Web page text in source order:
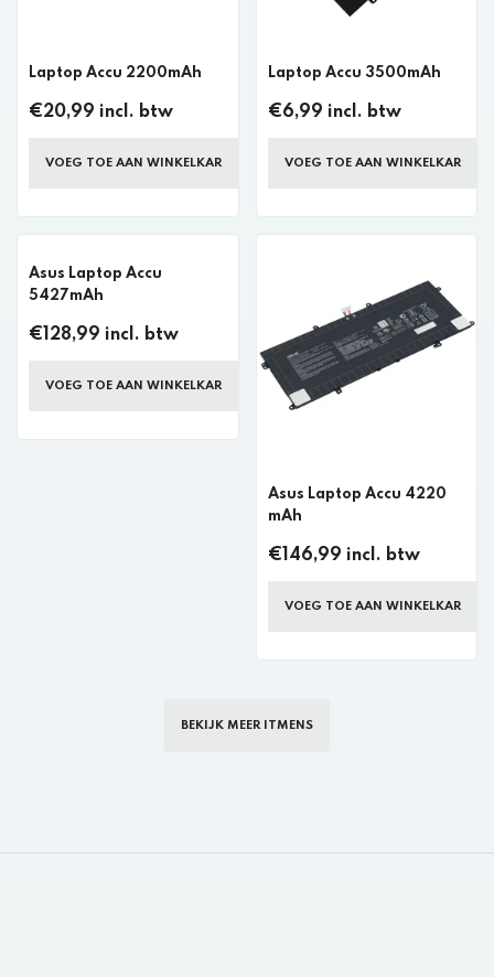
Laptop Accu 2200mAh
€20,99 incl. btw
VOEG TOE AAN WINKELKAR
Laptop Accu 3500mAh
€6,99 incl. btw
VOEG TOE AAN WINKELKAR
Asus Laptop Accu
5427mAh
€128,99 incl. btw
VOEG TOE AAN WINKELKAR
Asus Laptop Accu 4220
mAh
€146,99 incl. btw
VOEG TOE AAN WINKELKAR
BEKIJK MEER ITMENS